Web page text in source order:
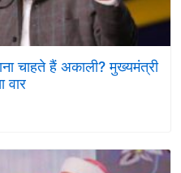
चाहते हैं अकाली? मुख्यमंत्री
वार